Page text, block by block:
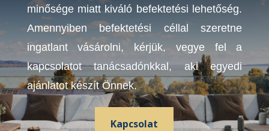
minősége miatt kiváló befektetési lehetőség.
Amennyiben befektetési céllal szeretne
ingatlant vásárolni, kérjük, vegye fel a
kapcsolatot tanácsadónkkal, aki egyedi
ajánlatot készít Önnek.
Kapcsolat